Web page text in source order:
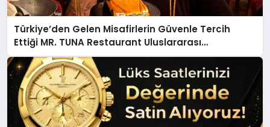
Türkiye’den Gelen Misafirlerin Güvenle Tercih
Ettiği MR. TUNA Restaurant Uluslararası
Başarısıyla Dikkat Çekiyor